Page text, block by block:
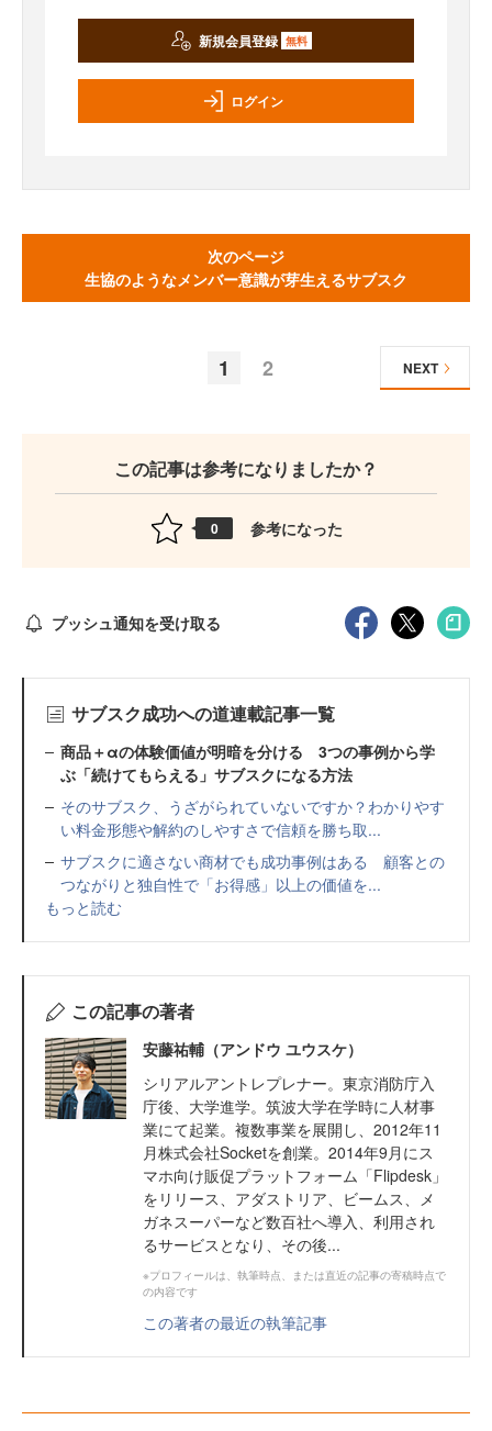
新規会員登録 無料
ログイン
次のページ
生協のようなメンバー意識が芽生えるサブスク
1 2 NEXT
この記事は参考になりましたか？
0 参考になった
プッシュ通知を受け取る
サブスク成功への道連載記事一覧
商品＋αの体験価値が明暗を分ける 3つの事例から学
ぶ「続けてもらえる」サブスクになる方法
そのサブスク、うざがられていないですか？わかりやす
い料金形態や解約のしやすさで信頼を勝ち取...
サブスクに適さない商材でも成功事例はある 顧客との
つながりと独自性で「お得感」以上の価値を...
もっと読む
この記事の著者
安藤祐輔（アンドウ ユウスケ）
シリアルアントレプレナー。東京消防庁入
庁後、大学進学。筑波大学在学時に人材事
業にて起業。複数事業を展開し、2012年11
月株式会社Socketを創業。2014年9月にス
マホ向け販促プラットフォーム「Flipdesk」
をリリース、アダストリア、ビームス、メ
ガネスーパーなど数百社へ導入、利用され
るサービスとなり、その後...
※プロフィールは、執筆時点、または直近の記事の寄稿時点で
の内容です
この著者の最近の執筆記事